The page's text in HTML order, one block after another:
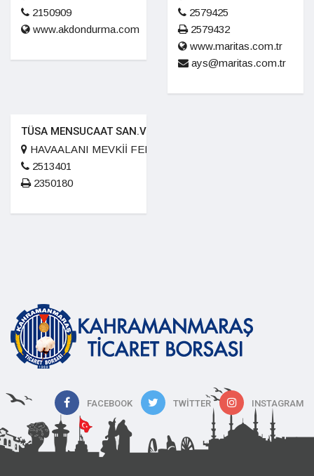
2150909
www.akdondurma.com
2579425
2579432
www.maritas.com.tr
ays@maritas.com.tr
TÜSA MENSUCAAT SAN.VE TİC. A.Ş.
HAVAALANI MEVKİİ FERHUŞ YOLU ÜZERİ KARACASU
2513401
2350180
FACEBOOK TWITTER INSTAGRAM